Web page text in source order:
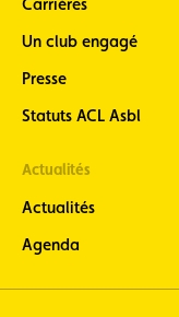
Carrières
Un club engagé
Presse
Statuts ACL Asbl
Actualités
Actualités
Agenda